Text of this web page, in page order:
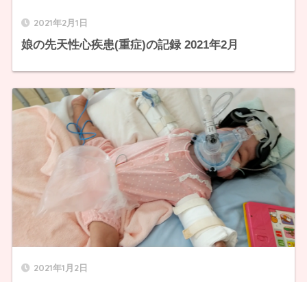
2021年2月1日
娘の先天性心疾患(重症)の記録 2021年2月
2021年1月2日